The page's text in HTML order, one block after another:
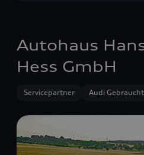
Autohaus
Hess GmbH
Servicepartner Audi